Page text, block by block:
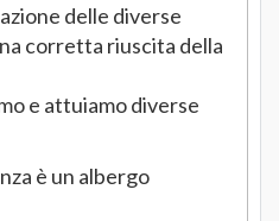
delle diverse
corretta riuscita della
e attuiamo diverse
è un albergo